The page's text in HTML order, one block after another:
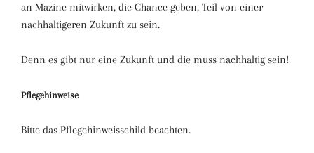
an Mazine mitwirken, die Chance geben, Teil von einer
nachhaltigeren Zukunft zu sein.
Denn es gibt nur eine Zukunft und die muss nachhaltig sein!
Pflegehinweise
Bitte das Pflegehinweisschild beachten.